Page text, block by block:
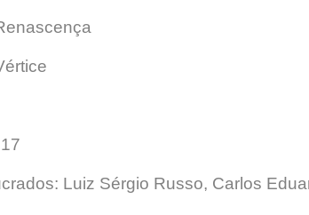
Luiz Sérgio Russo, Carlos